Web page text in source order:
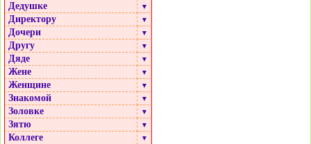
Дедушке ▼
Директору ▼
Дочери ▼
Другу ▼
Дяде ▼
Жене ▼
Женщине ▼
Знакомой ▼
Золовке ▼
Зятю ▼
Коллеге ▼